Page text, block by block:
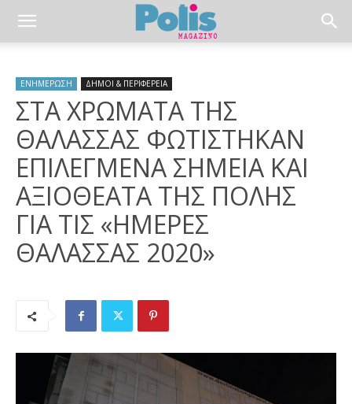
ΕΝΗΜΕΡΩΣΗ ΔΗΜΟΙ & ΠΕΡΙΦΕΡΕΙΑ
ΣΤΑ ΧΡΩΜΑΤΑ ΤΗΣ
ΘΑΛΑΣΣΑΣ ΦΩΤΙΣΤΗΚΑΝ
ΕΠΙΛΕΓΜΕΝΑ ΣΗΜΕΙΑ ΚΑΙ
ΑΞΙΟΘΕΑΤΑ ΤΗΣ ΠΟΛΗΣ
ΓΙΑ ΤΙΣ «ΗΜΕΡΕΣ
ΘΑΛΑΣΣΑΣ 2020»